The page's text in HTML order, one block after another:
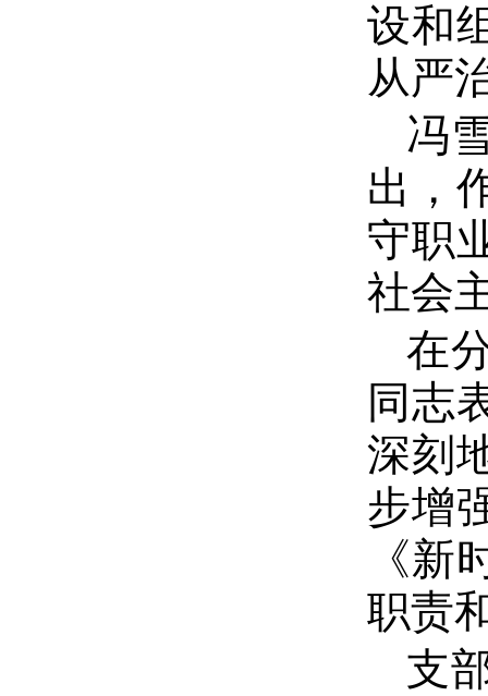
设和
从严
冯
出，
守职
社会
在
同志
深刻
步增
《
职责
支